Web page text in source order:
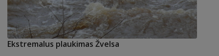
Ekstremalus plaukimas Žvelsa